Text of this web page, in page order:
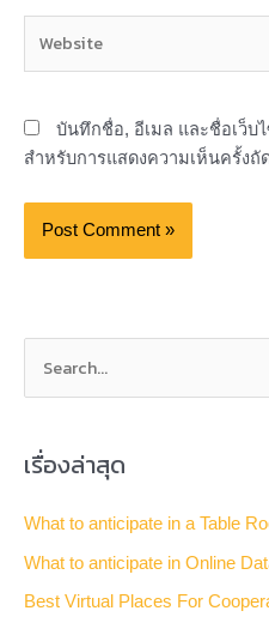
บันทึกชื่อ, อีเมล และชื่อเว็บ
สำหรับการแสดงความเห็นครั้งถัด
r
c
เรื่องล่าสุด
What to anticipate in a Table
What to anticipate in Online
Best Virtual Places For